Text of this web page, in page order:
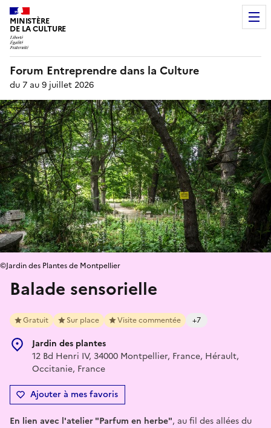
MINISTÈRE
DE LA CULTURE
Forum Entreprendre dans la Culture
du 7 au 9 juillet 2026
Balade sensorielle
Gratuit Sur place Visite commentée +7
Jardin des plantes
12 Bd Henri IV, 34000 Montpellier, France, Hérault,
Occitanie, France
Ajouter à mes favoris
©Jardin des Plantes de Montpellier
En lien avec l'atelier "Parfum en herbe", au fil des allées du